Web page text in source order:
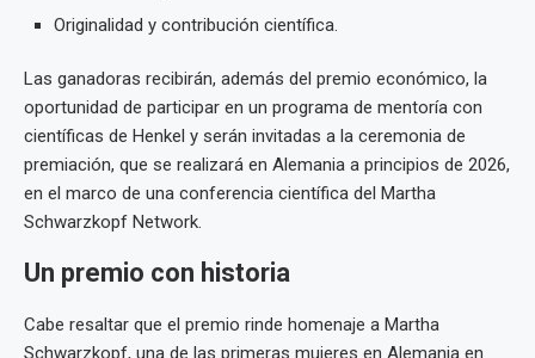
Originalidad y contribución científica.
Las ganadoras recibirán, además del premio económico, la
oportunidad de participar en un programa de mentoría con
científicas de Henkel y serán invitadas a la ceremonia de
premiación, que se realizará en Alemania a principios de 2026,
en el marco de una conferencia científica del Martha
Schwarzkopf Network.
Un premio con historia
Cabe resaltar que el premio rinde homenaje a Martha
Schwarzkopf, una de las primeras mujeres en Alemania en